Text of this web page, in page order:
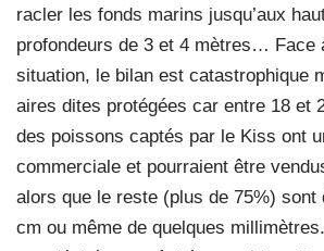
racler les fonds marins jusqu’aux
profondeurs de 3 et 4 mètres… Face
situation, le bilan est catastrophique
aires dites protégées car entre 18 et
des poissons captés par le Kiss ont
commerciale et pourraient être
alors que le reste (plus de 75%) sont
cm ou même de quelques